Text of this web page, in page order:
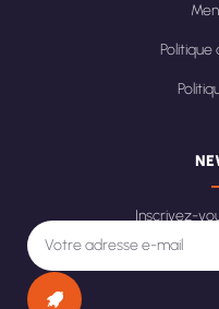
Inscrivez-